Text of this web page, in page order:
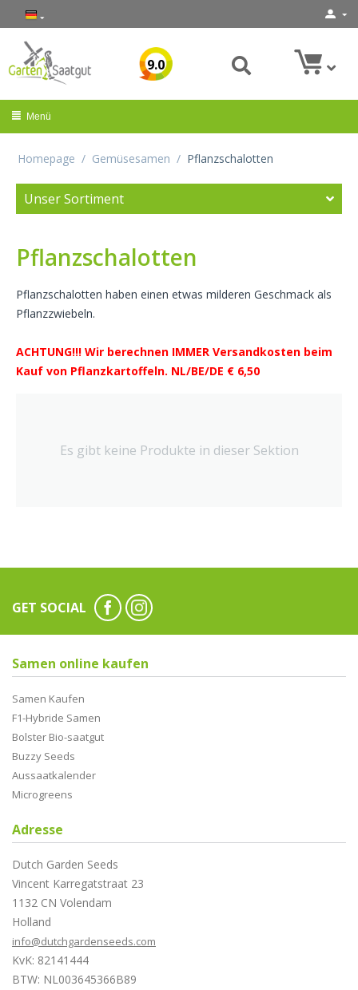
9.0
Menü
Homepage / Gemüsesamen / Pflanzschalotten
Unser Sortiment
Pflanzschalotten
Pflanzschalotten haben einen etwas milderen Geschmack als
Pflanzzwiebeln.
ACHTUNG!!! Wir berechnen IMMER Versandkosten beim
Kauf von Pflanzkartoffeln. NL/BE/DE € 6,50
Es gibt keine Produkte in dieser Sektion
GET SOCIAL
Samen online kaufen
Samen Kaufen
F1-Hybride Samen
Bolster Bio-saatgut
Buzzy Seeds
Aussaatkalender
Microgreens
Adresse
Dutch Garden Seeds
Vincent Karregatstraat 23
1132 CN Volendam
Holland
info@dutchgardenseeds.com
KvK: 82141444
BTW: NL003645366B89